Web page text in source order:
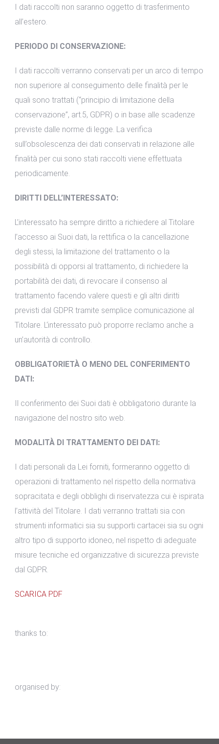
I dati raccolti non saranno oggetto di trasferimento
all’estero.
PERIODO DI CONSERVAZIONE:
I dati raccolti verranno conservati per un arco di tempo
non superiore al conseguimento delle finalità per le
quali sono trattati (“principio di limitazione della
conservazione”, art.5, GDPR) o in base alle scadenze
previste dalle norme di legge. La verifica
sull’obsolescenza dei dati conservati in relazione alle
finalità per cui sono stati raccolti viene effettuata
periodicamente.
DIRITTI DELL’INTERESSATO:
L’interessato ha sempre diritto a richiedere al Titolare
l’accesso ai Suoi dati, la rettifica o la cancellazione
degli stessi, la limitazione del trattamento o la
possibilità di opporsi al trattamento, di richiedere la
portabilità dei dati, di revocare il consenso al
trattamento facendo valere questi e gli altri diritti
previsti dal GDPR tramite semplice comunicazione al
Titolare. L‘interessato può proporre reclamo anche a
un’autorità di controllo.
OBBLIGATORIETÀ O MENO DEL CONFERIMENTO
DATI:
Il conferimento dei Suoi dati è obbligatorio durante la
navigazione del nostro sito web.
MODALITÀ DI TRATTAMENTO DEI DATI:
I dati personali da Lei forniti, formeranno oggetto di
operazioni di trattamento nel rispetto della normativa
sopracitata e degli obblighi di riservatezza cui è ispirata
l’attività del Titolare. I dati verranno trattati sia con
strumenti informatici sia su supporti cartacei sia su ogni
altro tipo di supporto idoneo, nel rispetto di adeguate
misure tecniche ed organizzative di sicurezza previste
dal GDPR.
SCARICA PDF
thanks to:
organised by: